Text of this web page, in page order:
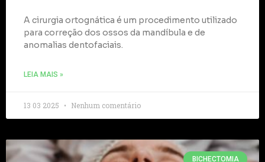
A cirurgia ortognática é um procedimento utilizado
para correção dos ossos da mandíbula e de
anomalias dentofaciais.
LEIA MAIS »
13 03 2025 Nenhum comentário
BICHECTOMIA